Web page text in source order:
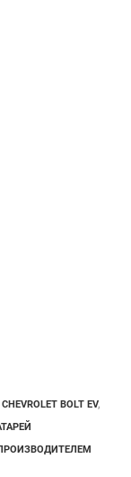
BOLT EV,